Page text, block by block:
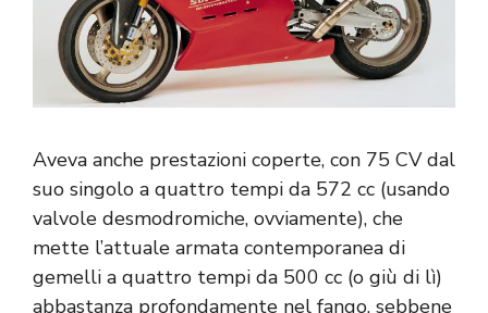
Aveva anche prestazioni coperte, con 75 CV dal
suo singolo a quattro tempi da 572 cc (usando
valvole desmodromiche, ovviamente), che
mette l’attuale armata contemporanea di
gemelli a quattro tempi da 500 cc (o giù di lì)
abbastanza profondamente nel fango, sebbene